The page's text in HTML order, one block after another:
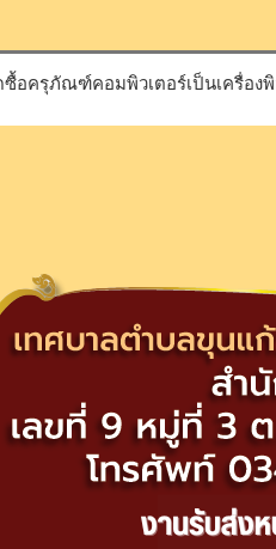
ซื้อครุภัณฑ์คอมพิวเตอร์เป็นเครื่อ